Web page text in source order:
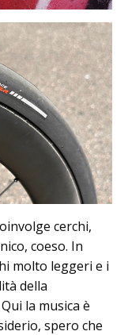
cerchi,
coeso. In
molto leggeri e i
della
la musica è
spero che